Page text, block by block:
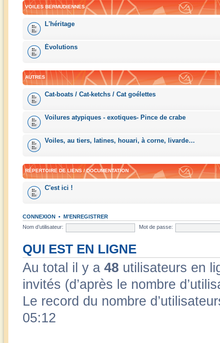
VOILES BERMUDIENNES
L'héritage
Évolutions
AUTRES
Cat-boats / Cat-ketchs / Cat goélettes
Voilures atypiques - exotiques- Pince de crabe
Voiles, au tiers, latines, houari, à corne, livarde…
RÉPERTOIRE DE LIENS / DOCUMENTATION
C'est ici !
CONNEXION • M’ENREGISTRER
Nom d’utilisateur:
Mot de passe:
QUI EST EN LIGNE
Au total il y a 48 utilisateurs en
invités (d’après le nombre
Le record du nombre
05:12